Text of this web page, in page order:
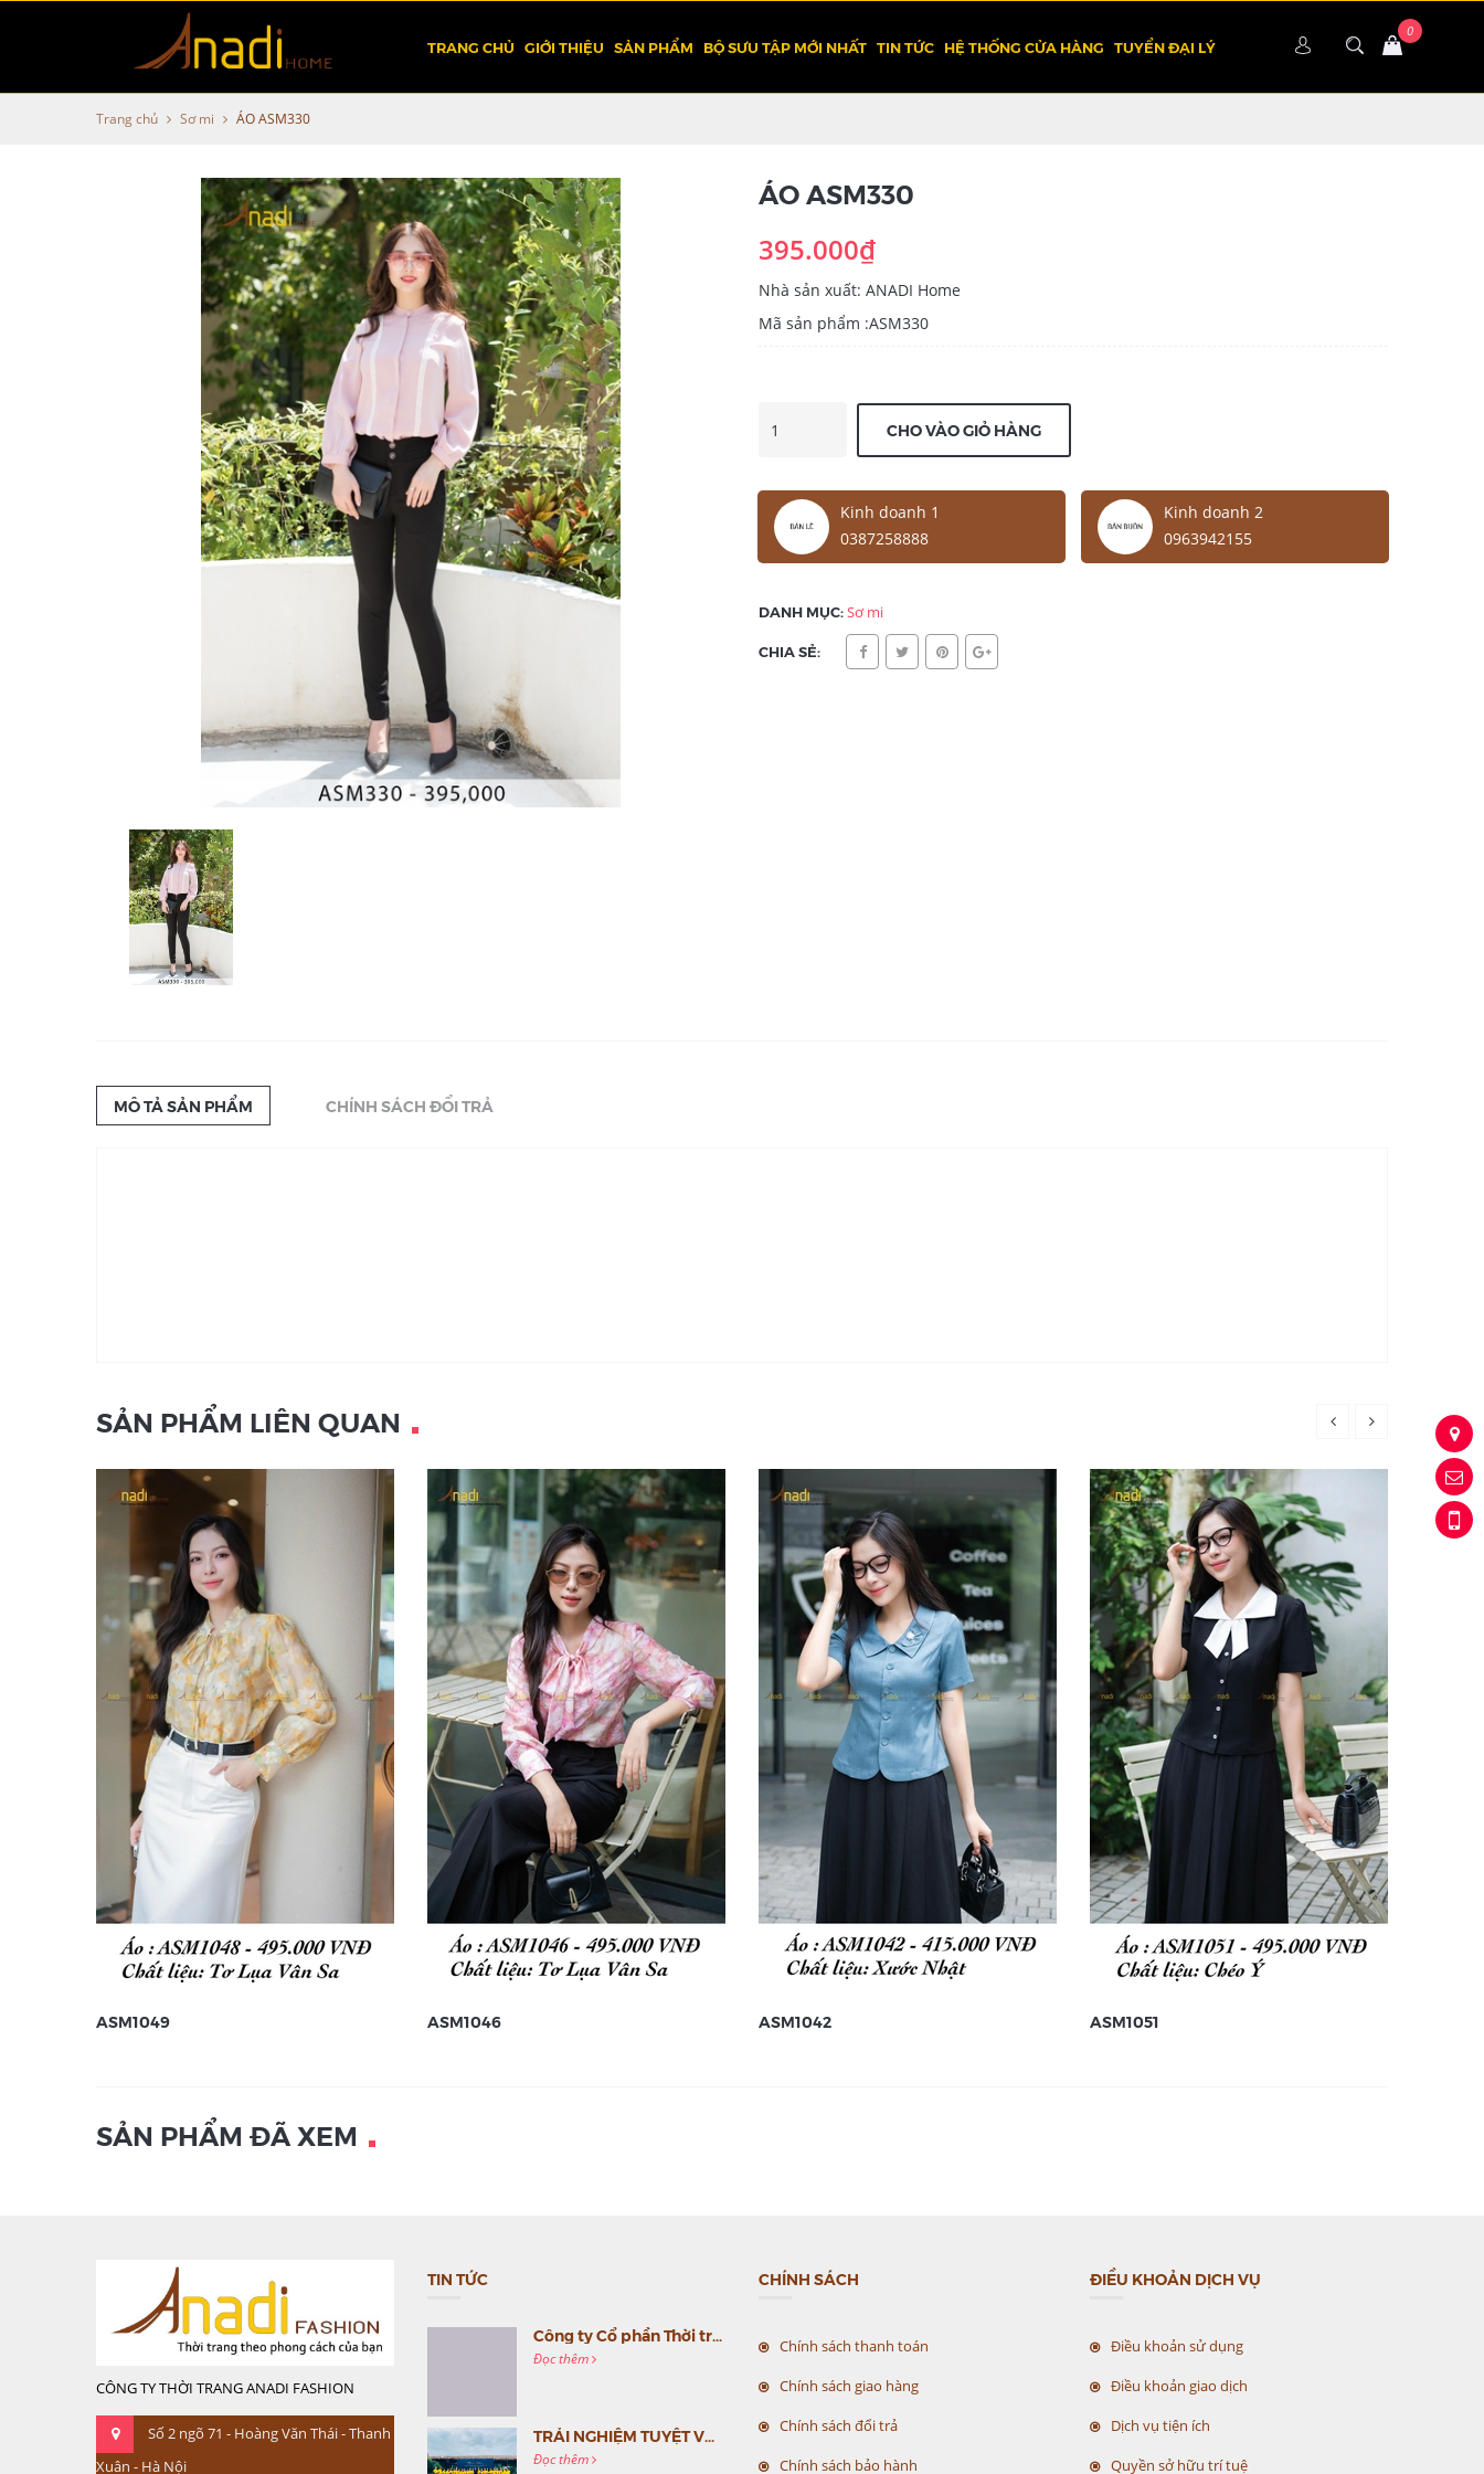
TRANG CHỦ GIỚI THIỆU SẢN PHẨM BỘ SƯU TẬP MỚI NHẤT TIN TỨC HỆ THỐNG CỬA HÀNG TUYỂN ĐẠI LÝ
Trang chủ Sơ mi ÁO ASM330
ÁO ASM330
395.000₫
Nhà sản xuất: ANADI Home
Mã sản phẩm :ASM330
CHO VÀO GIỎ HÀNG
Kinh doanh 1
0387258888
Kinh doanh 2
0963942155
DANH MỤC:Sơ mi
CHIA SẺ:
MÔ TẢ SẢN PHẨM CHÍNH SÁCH ĐỔI TRẢ
SẢN PHẨM LIÊN QUAN
ASM1049 ASM1046 ASM1042 ASM1051
SẢN PHẨM ĐÃ XEM
CÔNG TY THỜI TRANG ANADI FASHION
Số 2 ngõ 71 - Hoàng Văn Thái - Thanh
Xuân - Hà Nội
TIN TỨC
Công ty Cổ phần Thời trang MC Việt Nam (MC Fashion) tổ chức Gala mừng sinh nhật lần thứ 9
Đọc thêm
TRẢI NGHIỆM TUYỆT VỜI CÙNG MC VIỆT NAM
Đọc thêm
CHÍNH SÁCH
Chính sách thanh toán
Chính sách giao hàng
Chính sách đổi trả
Chính sách bảo hành
ĐIỀU KHOẢN DỊCH VỤ
Điều khoản sử dụng
Điều khoản giao dịch
Dịch vụ tiện ích
Quyền sở hữu trí tuệ